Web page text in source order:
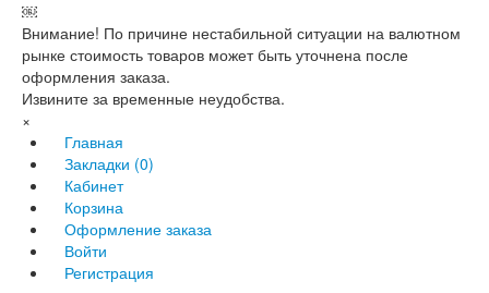
￼
Внимание! По причине нестабильной ситуации на валютном
рынке стоимость товаров может быть уточнена после
оформления заказа.
Извините за временные неудобства.
×
Главная
Закладки (0)
Кабинет
Корзина
Оформление заказа
Войти
Регистрация